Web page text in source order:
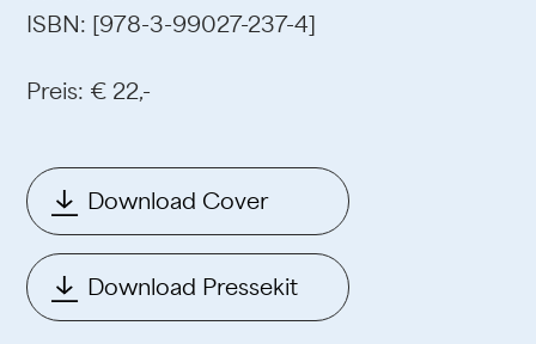
ISBN: [978-3-99027-237-4]
Preis: € 22,-
Download Cover
Download Pressekit